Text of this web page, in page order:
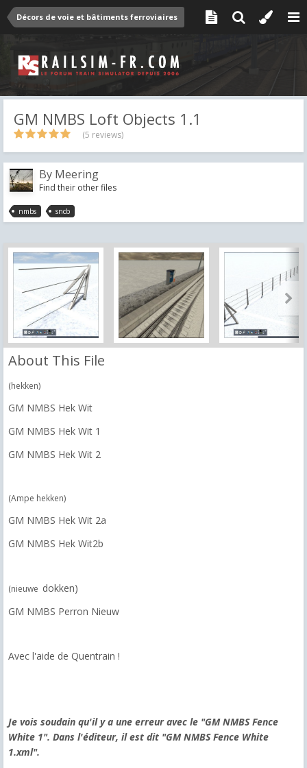
Décors de voie et bâtiments ferroviaires
GM NMBS Loft Objects 1.1
(5 reviews)
By Meering
Find their other files
nmbs sncb
About This File
(hekken)
GM NMBS Hek Wit
GM NMBS Hek Wit 1
GM NMBS Hek Wit 2
(Ampe hekken)
GM NMBS Hek Wit 2a
GM NMBS Hek Wit2b
(nieuwe dokken)
GM NMBS Perron Nieuw
Avec l'aide de Quentrain !
Je vois soudain qu'il y a une erreur avec le "GM NMBS Fence
White 1". Dans l'éditeur, il est dit "GM NMBS Fence White
1.xml".